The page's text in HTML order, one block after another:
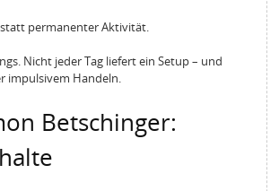
permanenter Aktivität.
Nicht jeder Tag liefert ein Setup – und
impulsivem Handeln.
Betschinger: